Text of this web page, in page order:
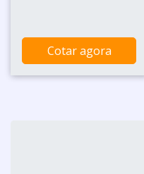
Cotar agora